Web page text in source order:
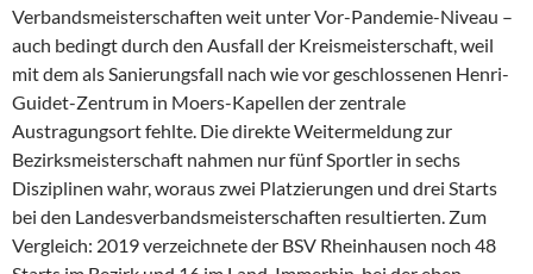
Verbandsmeisterschaften weit unter Vor-Pandemie-Niveau –
auch bedingt durch den Ausfall der Kreismeisterschaft, weil
mit dem als Sanierungsfall nach wie vor geschlossenen Henri-
Guidet-Zentrum in Moers-Kapellen der zentrale
Austragungsort fehlte. Die direkte Weitermeldung zur
Bezirksmeisterschaft nahmen nur fünf Sportler in sechs
Disziplinen wahr, woraus zwei Platzierungen und drei Starts
bei den Landesverbandsmeisterschaften resultierten. Zum
Vergleich: 2019 verzeichnete der BSV Rheinhausen noch 48